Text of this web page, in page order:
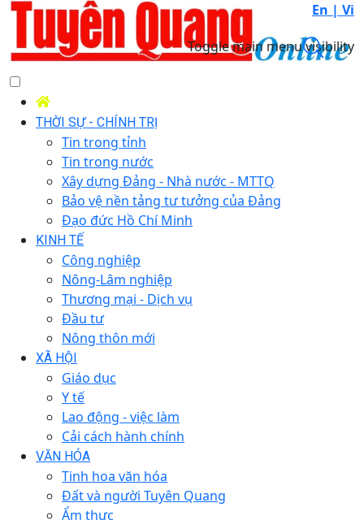
En | Vi
Toggle main menu visibility
THỜI SỰ - CHÍNH TRỊ
Tin trong tỉnh
Tin trong nước
Xây dựng Đảng - Nhà nước - MTTQ
Bảo vệ nền tảng tư tưởng của Đảng
Đạo đức Hồ Chí Minh
KINH TẾ
Công nghiệp
Nông-Lâm nghiệp
Thương mại - Dịch vụ
Đầu tư
Nông thôn mới
XÃ HỘI
Giáo dục
Y tế
Lao động - việc làm
Cải cách hành chính
VĂN HÓA
Tinh hoa văn hóa
Đất và người Tuyên Quang
Ẩm thực